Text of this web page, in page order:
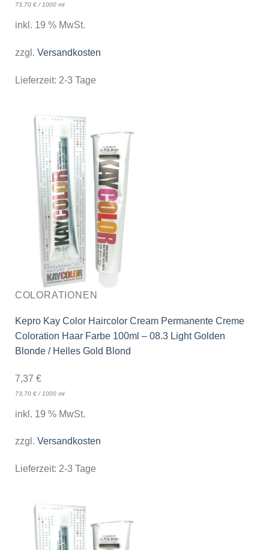
73,70 €/ 1000 ml
inkl. 19 % MwSt.
zzgl. Versandkosten
Lieferzeit: 2-3 Tage
COLORATIONEN
Kepro Kay Color Haircolor Cream Permanente Creme
Coloration Haar Farbe 100ml – 08.3 Light Golden
Blonde / Helles Gold Blond
7,37 €
73,70 €/ 1000 ml
inkl. 19 % MwSt.
zzgl. Versandkosten
Lieferzeit: 2-3 Tage